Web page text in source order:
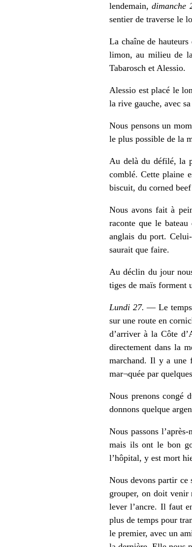
lendemain,dimanche
sentier de traverse le
La chaîne de
limon, au milieu de
Tabarosch et Alessio.
Alessio est placé le
la rive gauche, avec
Nous pensons un
le plus possible de la
Au delà du défilé, la
comblé. Cette plaine
biscuit, du corned beef
Nous avons fait à
raconte que le
anglais du port.
saurait que faire.
Au déclin du jour
tiges de maïs forment
Lundi 27. — Le temps
sur une route en
d’arriver à la Côte
directement dans la
marchand. Il y a une
mar¬quée par
Nous prenons congé
donnons quelque
Nous passons
mais ils ont le bon
l’hôpital, y est mort
Nous devons partir
grouper, on doit venir
lever l’ancre. Il faut
plus de temps pour
le premier, avec un